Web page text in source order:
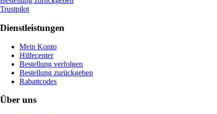
Trustpilot
Dienstleistungen
Mein Konto
Hilfecenter
Bestellung verfolgen
Bestellung zurückgeben
Rabattcodes
Über uns